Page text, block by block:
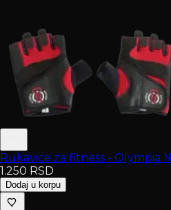
Rukavice za fitness - Olympia
1.250 RSD
Dodaj u korpu